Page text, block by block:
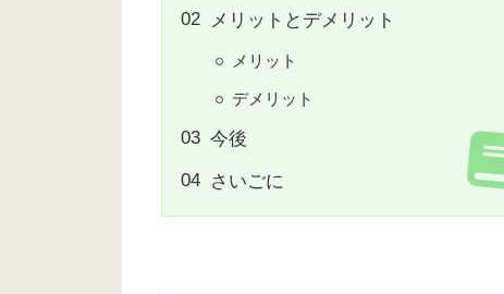
メリットとデメリット
メリット
デメリット
今後
さいごに